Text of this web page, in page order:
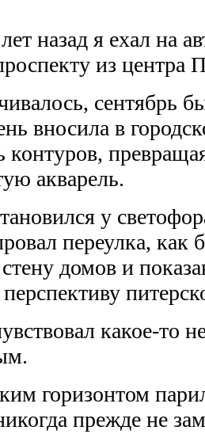
назад я ехал на
из центра
сентябрь
вносила в
контуров,
акварель.
у
переулка, как
домов и
какое-то
горизонтом
прежде не